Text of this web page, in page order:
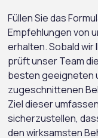
Füllen Sie das
Empfehlungen von
erhalten. Sobald wir
prüft unser Team
besten geeigneten
zugeschnittenen
Ziel dieser
sicherzustellen,
den wirksamsten